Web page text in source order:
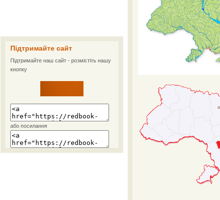
Підтримайте сайт
Підтримайте наш сайт - розмістіть нашу
кнопку
або посилання